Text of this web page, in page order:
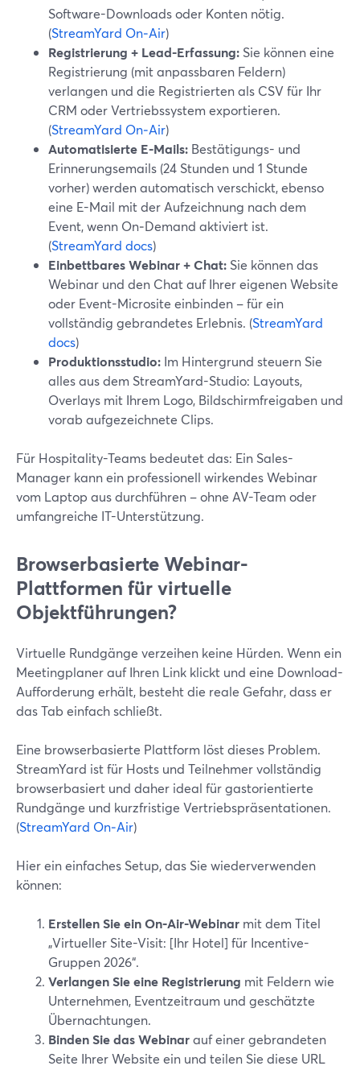
Software-Downloads oder Konten nötig.
(StreamYard On‑Air)
Registrierung + Lead-Erfassung: Sie können eine
Registrierung (mit anpassbaren Feldern)
verlangen und die Registrierten als CSV für Ihr
CRM oder Vertriebssystem exportieren.
(StreamYard On‑Air)
Automatisierte E-Mails: Bestätigungs- und
Erinnerungsemails (24 Stunden und 1 Stunde
vorher) werden automatisch verschickt, ebenso
eine E-Mail mit der Aufzeichnung nach dem
Event, wenn On‑Demand aktiviert ist.
(StreamYard docs)
Einbettbares Webinar + Chat: Sie können das
Webinar und den Chat auf Ihrer eigenen Website
oder Event-Microsite einbinden – für ein
vollständig gebrandetes Erlebnis. (StreamYard
docs)
Produktionsstudio: Im Hintergrund steuern Sie
alles aus dem StreamYard-Studio: Layouts,
Overlays mit Ihrem Logo, Bildschirmfreigaben und
vorab aufgezeichnete Clips.
Für Hospitality-Teams bedeutet das: Ein Sales-
Manager kann ein professionell wirkendes Webinar
vom Laptop aus durchführen – ohne AV-Team oder
umfangreiche IT-Unterstützung.
Browserbasierte Webinar-
Plattformen für virtuelle
Objektführungen?
Virtuelle Rundgänge verzeihen keine Hürden. Wenn ein
Meetingplaner auf Ihren Link klickt und eine Download-
Aufforderung erhält, besteht die reale Gefahr, dass er
das Tab einfach schließt.
Eine browserbasierte Plattform löst dieses Problem.
StreamYard ist für Hosts und Teilnehmer vollständig
browserbasiert und daher ideal für gastorientierte
Rundgänge und kurzfristige Vertriebspräsentationen.
(StreamYard On‑Air)
Hier ein einfaches Setup, das Sie wiederverwenden
können:
Erstellen Sie ein On‑Air-Webinar mit dem Titel
„Virtueller Site-Visit: [Ihr Hotel] für Incentive-
Gruppen 2026“.
Verlangen Sie eine Registrierung mit Feldern wie
Unternehmen, Eventzeitraum und geschätzte
Übernachtungen.
Binden Sie das Webinarauf einer gebrandeten
Seite Ihrer Website ein und teilen Sie diese URL